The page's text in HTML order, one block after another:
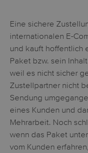
Eine sichere
internationalen E-
und kauft hoffentlich
Paket bzw. sein
weil es nicht sicher
Zustellpartner nicht
Sendung
eines Kunden und
Mehrarbeit. Noch
wenn das Paket
vom Kunden